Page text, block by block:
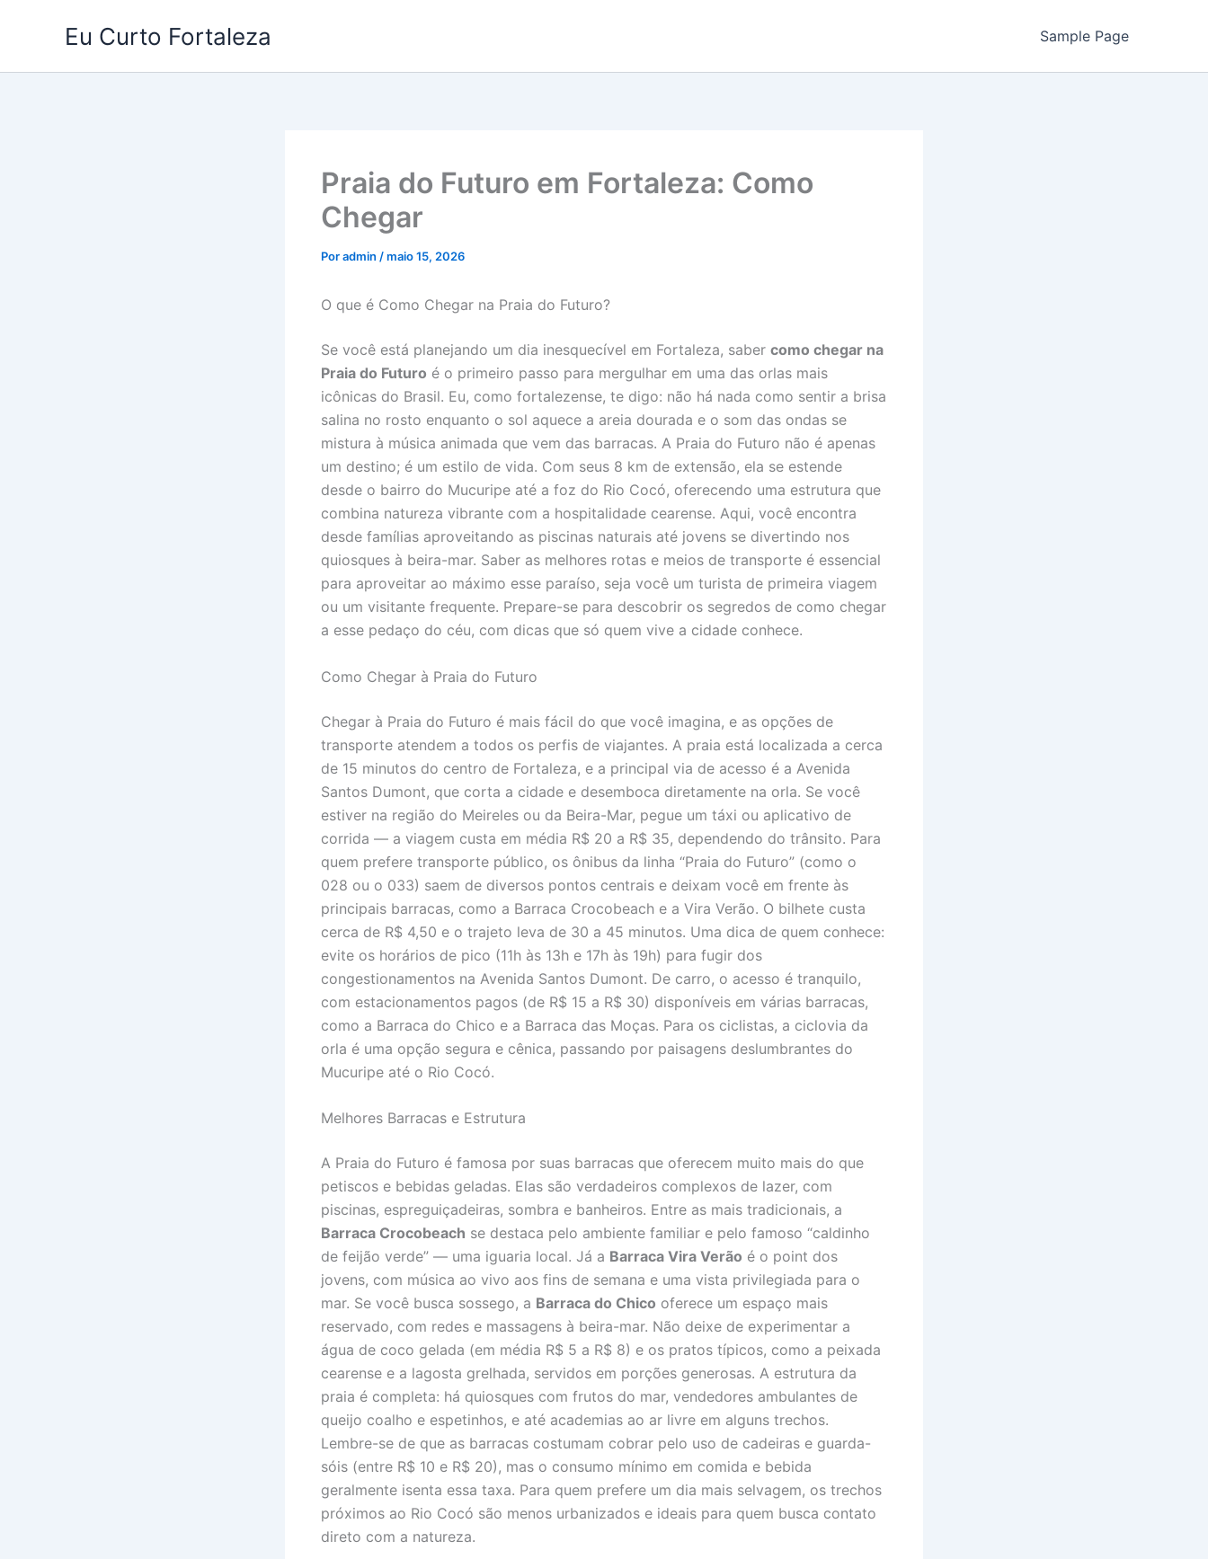
Eu Curto Fortaleza Sample Page
Praia do Futuro em Fortaleza: Como
Chegar
Poradmin /maio 15, 2026
O que é Como Chegar na Praia do Futuro?
Se você está planejando um dia inesquecível em Fortaleza, saber como chegar na
Praia do Futuro é o primeiro passo para mergulhar em uma das orlas mais
icônicas do Brasil. Eu, como fortalezense, te digo: não há nada como sentir a brisa
salina no rosto enquanto o sol aquece a areia dourada e o som das ondas se
mistura à música animada que vem das barracas. A Praia do Futuro não é apenas
um destino; é um estilo de vida. Com seus 8 km de extensão, ela se estende
desde o bairro do Mucuripe até a foz do Rio Cocó, oferecendo uma estrutura que
combina natureza vibrante com a hospitalidade cearense. Aqui, você encontra
desde famílias aproveitando as piscinas naturais até jovens se divertindo nos
quiosques à beira-mar. Saber as melhores rotas e meios de transporte é essencial
para aproveitar ao máximo esse paraíso, seja você um turista de primeira viagem
ou um visitante frequente. Prepare-se para descobrir os segredos de como chegar
a esse pedaço do céu, com dicas que só quem vive a cidade conhece.
Como Chegar à Praia do Futuro
Chegar à Praia do Futuro é mais fácil do que você imagina, e as opções de
transporte atendem a todos os perfis de viajantes. A praia está localizada a cerca
de 15 minutos do centro de Fortaleza, e a principal via de acesso é a Avenida
Santos Dumont, que corta a cidade e desemboca diretamente na orla. Se você
estiver na região do Meireles ou da Beira-Mar, pegue um táxi ou aplicativo de
corrida — a viagem custa em média R$ 20 a R$ 35, dependendo do trânsito. Para
quem prefere transporte público, os ônibus da linha “Praia do Futuro” (como o
028 ou o 033) saem de diversos pontos centrais e deixam você em frente às
principais barracas, como a Barraca Crocobeach e a Vira Verão. O bilhete custa
cerca de R$ 4,50 e o trajeto leva de 30 a 45 minutos. Uma dica de quem conhece:
evite os horários de pico (11h às 13h e 17h às 19h) para fugir dos
congestionamentos na Avenida Santos Dumont. De carro, o acesso é tranquilo,
com estacionamentos pagos (de R$ 15 a R$ 30) disponíveis em várias barracas,
como a Barraca do Chico e a Barraca das Moças. Para os ciclistas, a ciclovia da
orla é uma opção segura e cênica, passando por paisagens deslumbrantes do
Mucuripe até o Rio Cocó.
Melhores Barracas e Estrutura
A Praia do Futuro é famosa por suas barracas que oferecem muito mais do que
petiscos e bebidas geladas. Elas são verdadeiros complexos de lazer, com
piscinas, espreguiçadeiras, sombra e banheiros. Entre as mais tradicionais, a
Barraca Crocobeach se destaca pelo ambiente familiar e pelo famoso “caldinho
de feijão verde” — uma iguaria local. Já a Barraca Vira Verão é o point dos
jovens, com música ao vivo aos fins de semana e uma vista privilegiada para o
mar. Se você busca sossego, a Barraca do Chico oferece um espaço mais
reservado, com redes e massagens à beira-mar. Não deixe de experimentar a
água de coco gelada (em média R$ 5 a R$ 8) e os pratos típicos, como a peixada
cearense e a lagosta grelhada, servidos em porções generosas. A estrutura da
praia é completa: há quiosques com frutos do mar, vendedores ambulantes de
queijo coalho e espetinhos, e até academias ao ar livre em alguns trechos.
Lembre-se de que as barracas costumam cobrar pelo uso de cadeiras e guarda-
sóis (entre R$ 10 e R$ 20), mas o consumo mínimo em comida e bebida
geralmente isenta essa taxa. Para quem prefere um dia mais selvagem, os trechos
próximos ao Rio Cocó são menos urbanizados e ideais para quem busca contato
direto com a natureza.